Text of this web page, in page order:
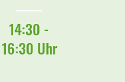
14:30 -
16:30 Uhr